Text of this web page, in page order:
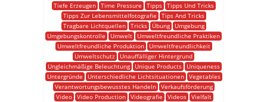
Tiefe Erzeugen
Time Pressure Tipps
Tipps Und Tricks
Tipps Zur Lebensmittelfotografie
Tips And Tricks
Tragbare Lichtquellen
Tricks Übung
Umgebung
Umgebungskontrolle
Umwelt
Umweltfreundliche Praktiken
Umweltfreundliche Produktion
Umweltfreundlichkeit
Umweltschutz
Unauffälliger Hintergrund
Ungleichmäßige Beleuchtung
Unique Products
Uniqueness
Untergründe
Unterschiedliche Lichtsituationen
Vegetables
Verantwortungsbewusstes Handeln
Verkaufsförderung
Video
Video Production Videografie Videos
Vielfalt